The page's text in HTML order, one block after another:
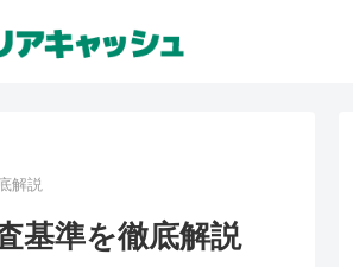
解説
基準を徹底解説